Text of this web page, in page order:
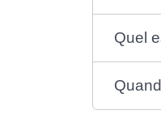
Quel